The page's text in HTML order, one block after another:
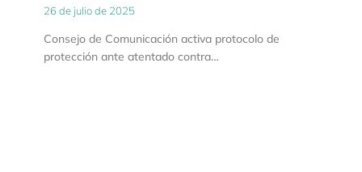
26 de julio de 2025
Consejo de Comunicación activa protocolo de
protección ante atentado contra…